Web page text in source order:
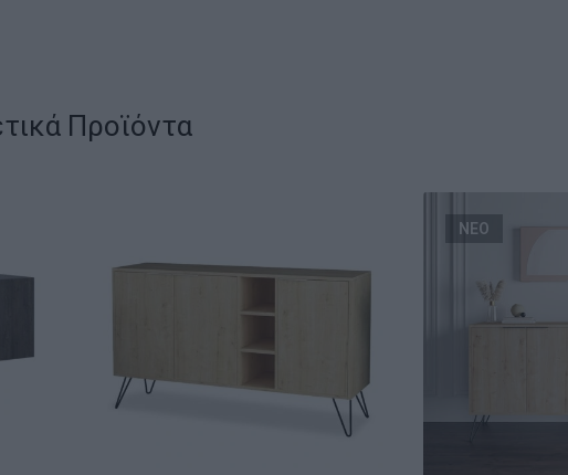
Προϊόντα
ΝΕΟ